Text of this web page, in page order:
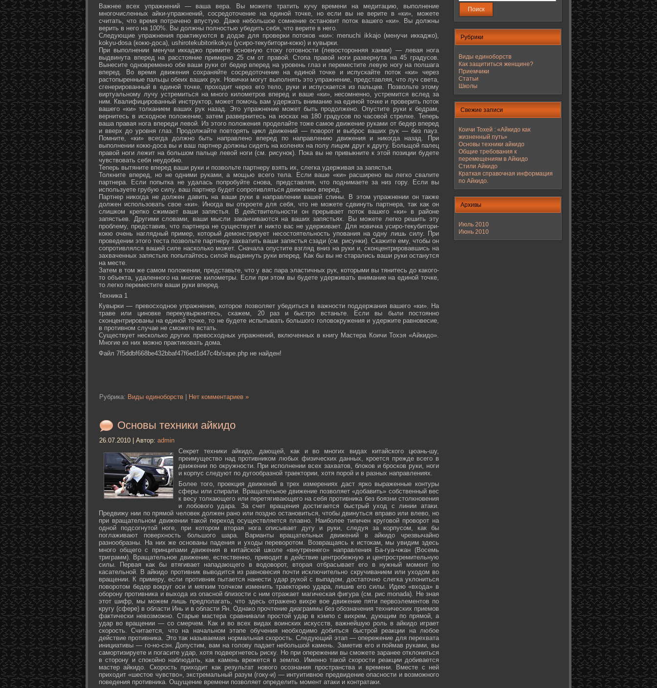
Важнее всех упражнений — ваша вера. Вы можете тратить кучу времени на медитацию, выполнение
многочисленных айки-упражнений, сосредоточение на единой точке, но если вы не верите в «ки», можете
считать, что время потрачено впустую. Даже небольшое сомнение остановит поток вашего «ки». Вы должны
верить в него на 100%. Вы должны полностью убедить себя, что верите в него.
Следующие упражнения практикуются в додзе для проверки потоков «ки»: menuchi ikkajo (менучи иккаджо),
kokyu-dosa (кокю-доса), ushiro­tekubitori­kokyu (усиро-текубитори-кокю) и кувырки.
При выполнении менучи иккаджо примите основную стоку готовности (левосторонняя ханми) — левая нога
выдвинута вперед на расстояние примерно 25 см от правой. Стопа правой ноги развернута на 45 градусов.
Вынесите одновременно обе ваши руки от бедер вперед на уровень глаз и переместите левую ногу на полшага
вперед. Во время движения сохраняйте сосредоточение на единой точке и испускайте поток «ки» через
растопыренные пальцы обеих ваших рук. Новички могут выполнять это упражнение, представляя, что луч света,
сгенерированный в единой точке, проходит через его тело, руки и испускается из пальцев. Позвольте этому
виртуальному лучу устремиться на много километров вперед и ваше «ки», несомненно, устремится вслед за
ним. Квалифицированный инструктор, может помочь вам удержать внимание на единой точке и проверить поток
вашего «ки» толканием ваших рук назад. Это упражнение может быть продолжено. Опустите руки к бедрам,
вернитесь в исходное положение, затем развернитесь на носках на 180 градусов по часовой стрелке. Теперь
ваша правая нога впереди левой. Из этого положения проделайте тоже самое движение руками от бедер вперед
и вверх до уровня глаз. Продолжайте повторять цикл движений — поворот и выброс ваших рук — без пауз.
Помните, «ки» всегда должно быть направлено вперед по направлению движения и никогда назад. При
выполнении кокю-доса вы и ваш партнер должны сидеть на коленях на полу лицом друг к другу. Больщой палец
правой ноги лежит на большом пальце левой ноги (см. рисунок). Пока вы не привыкните к этой позиции будете
чувствовать себя неудобно.
Теперь вытяните вперед ваши руки и позвольте партнеру взять их, слегка удерживая за запястья.
Толкните вперед, но не одними руками, а мощью всего тела. Если ваше «ки» расширено вы легко свалите
партнера. Если попытка не удалась попробуйте снова, представляя, что поднимаете за низ гору. Если вы
используете грубую силу, ваш партнер будет сопротивляться движению вперед.
Партнер никогда не должен давить на ваши руки в направлении вашей спины. В этом упражнении он также
должен использовать свое «ки». Иногда вы откроете для себя, что не можете сдвинуть партнера, так как он
слишком крепко сжимает ваши запястья. В действительности он прерывает поток вашего «ки» в районе
запястьев. Другими словами, ваши мысли заканчиваются на ваших запястьях. Вы можете легко решить эту
проблему, представив, что партнера не существует и никто вас не удерживает. Для новичка усиро-текубитори-
кокю очень наглядный пример, который демонстрирует несостоятельность упования на одну лишь силу. При
проведении этого теста позвольте партнеру захватить ваши запястья сзади (см. рисунки). Скажите ему, чтобы он
сопротивлялся вашей силе насколько может. Сначала опустите взгляд вниз на руки и, сконцентрировавшись на
захваченных запястьях попытайтесь силой выдвинуть руки вперед. Как бы вы не старались ваши руки останутся
на месте.
Затем в том же самом положении, представьте, что у вас пара эластичных рук, которыми вы тянитесь до какого-
то объекта, удаленного на многие километры. Если при этом вы будете удерживать внимание на единой точке,
то легко переместите ваши руки вперед.
Техника 1
Кувырки — превосходное упражнение, которое позволяет убедиться в важности поддержания вашего «ки». На
траве или циновке перекувыркнитесь, скажем, 20 раз и быстро встаньте. Если вы были постоянно
сконцентрированы на единой точке, то не будете испытывать большого головокружения и удержите равновесие,
в противном случае не сможете встать.
Существует несколько других превосходных упражнений, включенных в книгу Мастера Коичи Тохэя «Айкидо».
Многие из них можно практиковать дома.
Файл 7f5ddbf668be432bbaf47f6ed1d47c4b/sape.php не найден!
Рубрика: Виды единоборств Нет комментариев »
Основы техники айкидо
26.07.2010 | Автор: admin
Секрет техники айкидо, дающей, как и во многих видах китайского цюань-шу,
преимущество над противником любых физических данных, кроется прежде всего в
движении по окружности. При исполнении всех захватов, блоков и бросков руки, ноги
и корпус следуют по дугообразной траектории, хотя порой и в разных направлениях.
Более того, проекция движений в трех измерениях даст ярко выраженные контуры
сферы или спирали. Вращательное движение позволяет «добавить» собственный вес
к весу толкающего или перетягивающего на себя противника без боязни столкновения
и лобового удара. За счет вращения достигается быстрый уход с линии атаки.
Предвижу нии по прямой человек должен рано или поздно остановиться, чтобы двинуться вправо или влево, но
при вращательном движении такой переход осуществляется плавно. Наиболее типичен круговой проворот на
одной подсогнутой ноге, при котором вторая нога описывает дугу и руки, следуя за корпусом, как бы
поглаживают поверхность большого шара. Варианты вращательных движений в айкидо чрезвычайно
разнообразны. На них же основаны падения и уходы переворотом. Возвращаясь к истокам, мы увидим здесь
много общего с принципами движения в китайской школе «внутреннего» направления Ба-гуа-чжан (Восемь
триграмм). Вращательное движение, естественно, приводит в действие центробежную и центростремительную
силы. Первая как бы втягивает нападающего в водоворот, вторая отбрасывает его в нужный момент по
касательной. В айкидо противник выводится из равновесия почти исключительно скручиванием или уходом во
вращении. К примеру, если противник пытается нанести удар рукой с выпадом, достаточно слегка уклониться
поворотом бедер вокруг оси и мягким толчком изменить траекторию удара, лишив его силы. Идею «входа» в
оборону противника и выхода из опасной близости с ним отражает магическая фигура (см. рис monada). Не зная
этот шифр, мы можем лишь предполагать, что здесь отражено вихре вое движение пяти первоэлементов по
кругу (сфере) в области Инь и в области Ян. Однако прочтение диаграммы без обозначения технических приемов
фактически невозможно. Старые мастера сравнивали простой удар в кэмпо с вихрем, дующим по прямой, а
удар во вращении — со смерчем. Как и во всех видах воинских искусств, важнейшую роль в айкидо играет
скорость. Считается, что на начальном этапе обучения необходимо добиться быстрой реакции на любое
действие противника. Это так называемая нормальная скорость. Следующий этап — опережение для перехвата
инициативы — го-но-сэн. Допустим, вам на голову падает небольшой камень. Заметив его и поймав руками, вы
самортизируете и погасите удар, хотя подвергнетесь риску. Но при опережении вы сможете заранее отклониться
в сторону и спокойно наблюдать, как камень врежется в землю. Именно такой скорости реакции добивается
мастер айкидо. Скорость приходит как результат нового осознания пространства и времени. Вместе с ней
приходит «шестое чувство», экстремальный разум (гоку-и) — интуитивное предвидение опасности и возможного
поведения противника. Ощущение времени позволяет определить момент атаки и контратаки.
Рубрики
Виды единоборств
Как защититься женщине?
Приемчики
Статьи
Школы
Свежие записи
Коичи Тохей : «Айкидо как
жизненный путь»
Основы техники айкидо
Общие требования к
перемещениям в Айкидо
Стили Айкидо
Краткая справочная информация
по Айкидо.
Архивы
Июль 2010
Июнь 2010